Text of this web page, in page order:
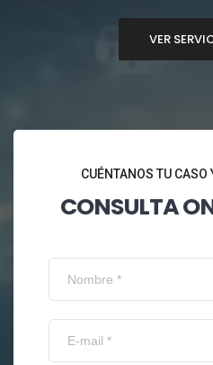
VER
CUÉNTANOS TU CASO
CONSULTA